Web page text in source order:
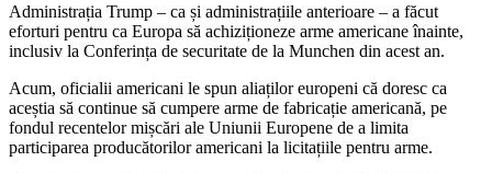
Administrația Trump – ca și administrațiile anterioare – a făcut
eforturi pentru ca Europa să achiziționeze arme americane înainte,
inclusiv la Conferința de securitate de la Munchen din acest an.
Acum, oficialii americani le spun aliaților europeni că doresc ca
aceștia să continue să cumpere arme de fabricație americană, pe
fondul recentelor mișcări ale Uniunii Europene de a limita
participarea producătorilor americani la licitațiile pentru arme.